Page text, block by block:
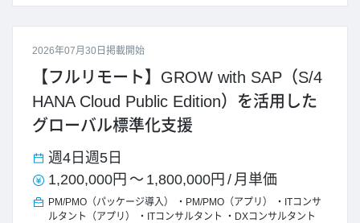
2026年07月30日掲載開始
【フルリモート】GROW with SAP（S/4
HANA Cloud Public Edition）を活用した
グローバル標準化支援
週4日 週5日
1,200,000円 ～ 1,800,000円 / 月単価
PM/PMO（パッケージ導入） PM/PMO（アプリ）
ITコンサ
ルタント（アプリ）
ITコンサルタント
DXコンサルタント